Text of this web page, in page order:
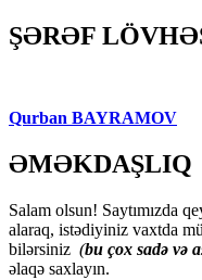
ŞƏRƏF
Qurban BAYRAMOV
ƏMƏKDAŞLIQ
Salam olsun! Saytımızda
alaraq, istədiyiniz vaxtda
bilərsiniz (bu çox sadə və
əlaqə saxlayın.